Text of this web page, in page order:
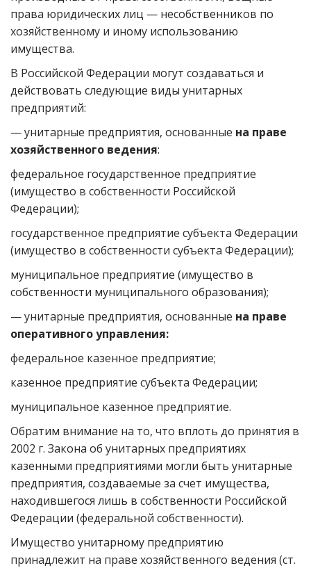
права юридических лиц — несобственников по
хозяйственному и иному использованию
имущества.
В Российской Федерации могут создаваться и
действовать следующие виды унитарных
предприятий:
— унитарные предприятия, основанные на праве
хозяйственного ведения:
федеральное государственное предприятие
(имущество в собственности Российской
Федерации);
государственное предприятие субъекта Федерации
(имущество в собственности субъекта Федерации);
муниципальное предприятие (имущество в
собственности муниципального образования);
— унитарные предприятия, основанные на праве
оперативного управления:
федеральное казенное предприятие;
казенное предприятие субъекта Федерации;
муниципальное казенное предприятие.
Обратим внимание на то, что вплоть до принятия в
2002 г. Закона об унитарных предприятиях
казенными предприятиями могли быть унитарные
предприятия, создаваемые за счет имущества,
находившегося лишь в собственности Российской
Федерации (федеральной собственности).
Имущество унитарному предприятию
принадлежит на праве хозяйственного ведения (ст.